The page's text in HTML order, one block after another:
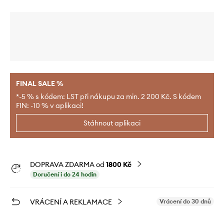
FINAL SALE %
*-5 % s kódem: LST při nákupu za min. 2 200 Kč. S kódem
FIN: -10 % v aplikaci!
Stáhnout aplikaci
DOPRAVA ZDARMA od 1800 Kč
Doručení i do 24 hodin
VRÁCENÍ A REKLAMACE Vrácení do 30 dnů